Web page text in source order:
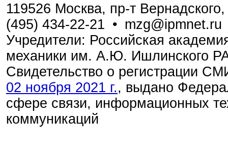
119526 Москва, пр-т
(495) 434-22-21 • mzg@ipmnet.ru
Учредители: Российская
механики им. А.Ю. Ишлинского
Свидетельство о регистрации
02 ноября 2021 г., выдано
сфере связи, информационных
коммуникаций